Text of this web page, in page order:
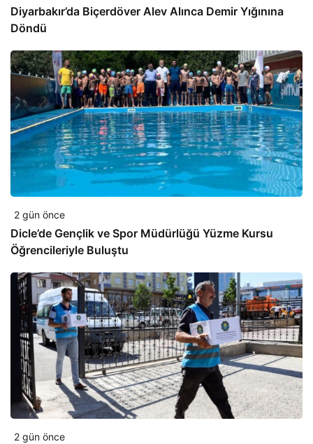
Diyarbakır’da Biçerdöver Alev Alınca Demir Yığınına
Döndü
2 gün önce
Dicle’de Gençlik ve Spor Müdürlüğü Yüzme Kursu
Öğrencileriyle Buluştu
2 gün önce